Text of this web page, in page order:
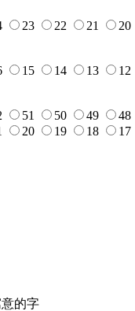
23 22 21 20
15 14 13 12
51 50 49 48
20 19 18 17
的字